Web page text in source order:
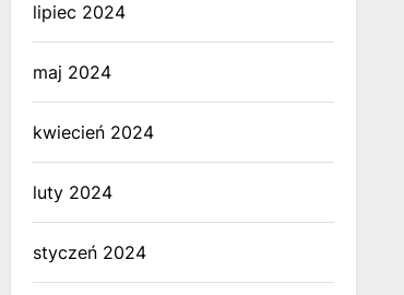
lipiec 2024
maj 2024
kwiecień 2024
luty 2024
styczeń 2024